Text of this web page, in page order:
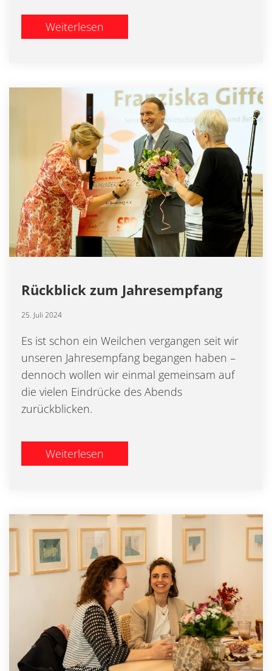
Weiterlesen
Rückblick zum Jahresempfang
25. Juli 2024
Es ist schon ein Weilchen vergangen seit wir
unseren Jahresempfang begangen haben –
dennoch wollen wir einmal gemeinsam auf
die vielen Eindrücke des Abends
zurückblicken.
Weiterlesen